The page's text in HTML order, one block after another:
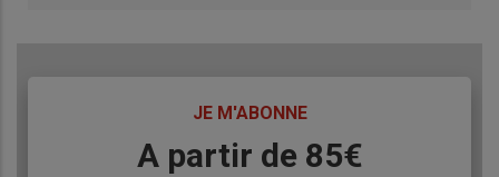
JE M'ABONNE
A partir de 85€